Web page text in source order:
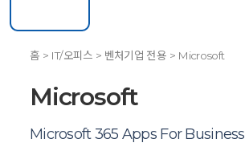
홈 > IT/오피스 > 벤처기업 전용 > Microsoft
Microsoft
Microsoft 365 Apps For Business